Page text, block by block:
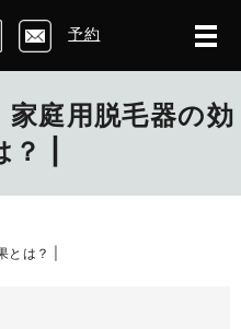
予約
家庭用脱毛器の効
？ |
とは？ |